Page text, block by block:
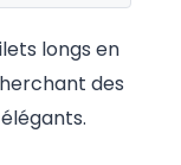
longs en
des